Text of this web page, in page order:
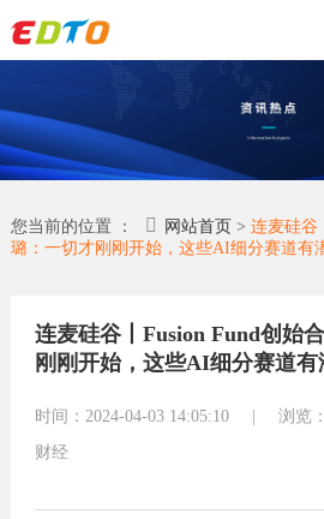
01
网站
建设
02
精品
案例
建设
03
新闻
动态
设
行业新
外贸资
您当前的位置 ： 网站首页 > 连麦硅谷
璐：一切才刚刚开始，这些AI细分赛道有
连麦硅谷丨Fusion Fund创始
刚刚开始，这些AI细分赛道有
时间：2024-04-03 14:05:10 浏览
财经